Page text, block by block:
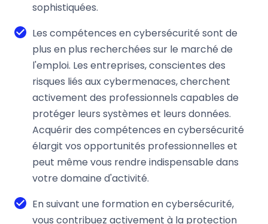
sophistiquées.
Les compétences en cybersécurité sont de
plus en plus recherchées sur le marché de
l'emploi. Les entreprises, conscientes des
risques liés aux cybermenaces, cherchent
activement des professionnels capables de
protéger leurs systèmes et leurs données.
Acquérir des compétences en cybersécurité
élargit vos opportunités professionnelles et
peut même vous rendre indispensable dans
votre domaine d'activité.
En suivant une formation en cybersécurité,
vous contribuez activement à la protection